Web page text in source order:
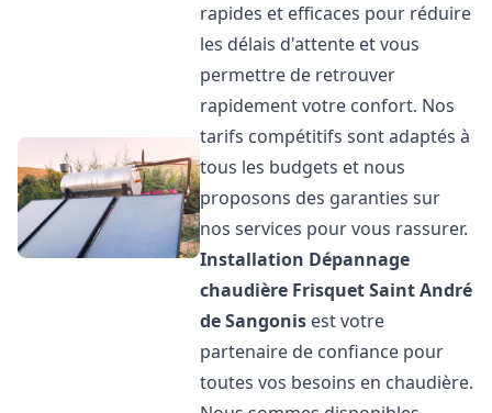
rapides et efficaces pour réduire
les délais d'attente et vous
permettre de retrouver
rapidement votre confort. Nos
tarifs compétitifs sont adaptés à
tous les budgets et nous
proposons des garanties sur
nos services pour vous rassurer.
Installation Dépannage
chaudière FrisquetSaint André
de Sangonis est votre
partenaire de confiance pour
toutes vos besoins en chaudière.